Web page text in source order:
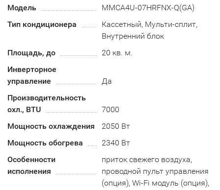
Модель
MMCA4U-07HRFNX-Q(GA)
Тип кондиционера
Кассетный, Мульти-сплит,
Внутренний блок
Площадь, до
20 кв. м.
Инверторное
управление
Да
Производительность
охл., BTU
7000
Мощность охлаждения
2050 Вт
Мощность обогрева
2340 Вт
Особенности
исполнения
приток свежего воздуха,
проводной пульт управления
(опция), Wi-Fi модуль (опция),